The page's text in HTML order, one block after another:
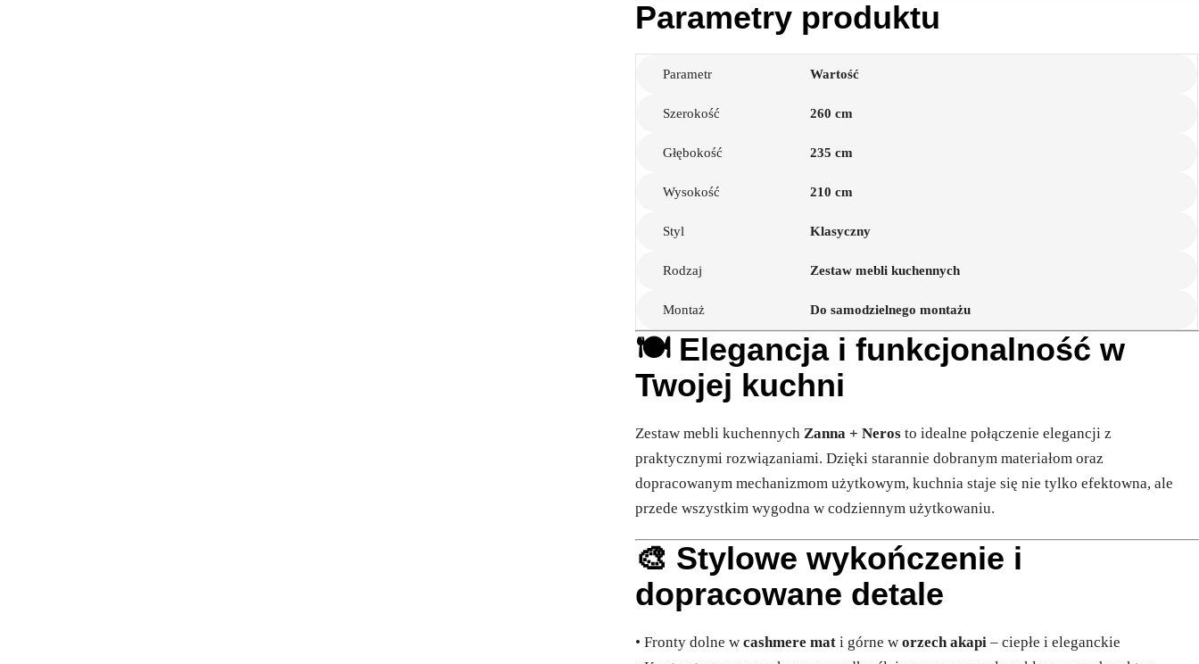
Parametry produktu
Parametr Wartość
Szerokość 260 cm
Głębokość 235 cm
Wysokość 210 cm
Styl Klasyczny
Rodzaj Zestaw mebli kuchennych
Montaż Do samodzielnego montażu
🍽️ Elegancja i funkcjonalność w
Twojej kuchni
Zestaw mebli kuchennych Zanna + Neros to idealne połączenie elegancji z
praktycznymi rozwiązaniami. Dzięki starannie dobranym materiałom oraz
dopracowanym mechanizmom użytkowym, kuchnia staje się nie tylko efektowna, ale
przede wszystkim wygodna w codziennym użytkowaniu.
🎨 Stylowe wykończenie i
dopracowane detale
• Fronty dolne wcashmere mat i górne worzech akapi – ciepłe i eleganckie